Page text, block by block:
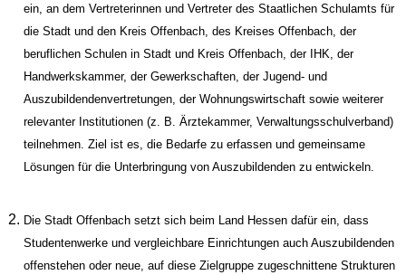
ein, an dem Vertreterinnen und Vertreter des Staatlichen Schulamts für
die Stadt und den Kreis Offenbach, des Kreises Offenbach, der
beruflichen Schulen in Stadt und Kreis Offenbach, der IHK, der
Handwerkskammer, der Gewerkschaften, der Jugend- und
Auszubildendenvertretungen, der Wohnungswirtschaft sowie weiterer
relevanter Institutionen (z. B. Ärztekammer, Verwaltungsschulverband)
teilnehmen. Ziel ist es, die Bedarfe zu erfassen und gemeinsame
Lösungen für die Unterbringung von Auszubildenden zu entwickeln.
Die Stadt Offenbach setzt sich beim Land Hessen dafür ein, dass
Studentenwerke und vergleichbare Einrichtungen auch Auszubildenden
offenstehen oder neue, auf diese Zielgruppe zugeschnittene Strukturen